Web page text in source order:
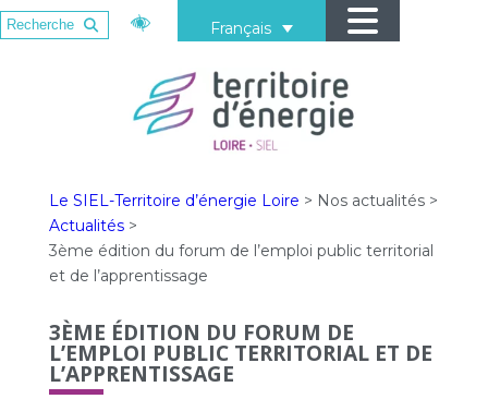
Français
Le SIEL-Territoire d’énergie Loire > Nos actualités>
Actualités >
3ème édition du forum de l’emploi public territorial
et de l’apprentissage
3ÈME ÉDITION DU FORUM DE
L’EMPLOI PUBLIC TERRITORIAL ET DE
L’APPRENTISSAGE